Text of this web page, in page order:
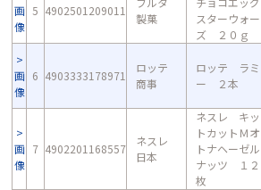
画
像
5 4902501209011
製菓
スターウォー
ズ ２０ｇ
画
像
6 4903333178971
ロッテ
商事
ロッテ ラミ
ー ２本
画
像
7 4902201168557
ネスレ
日本
ネスレ キッ
トカットＭオ
トナヘーゼル
ナッツ １２
枚